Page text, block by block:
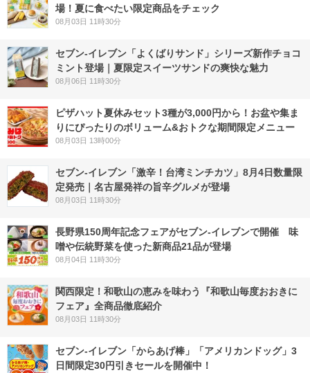
場！夏に食べたい限定商品をチェック
08月03日 11時30分
セブン‐イレブン「よくばりサンド」シリーズ新作チョコ
ミント登場｜夏限定スイーツサンドの爽快な魅力
08月06日 11時30分
ピザハット夏休みセット3種が3,000円から！お盆や集ま
りにぴったりのボリューム&おトクな期間限定メニュー
08月03日 13時00分
セブン-イレブン「激辛！台湾ミンチカツ」8月4日数量限
定発売｜名古屋発祥の旨辛グルメが登場
08月03日 11時30分
長野県150周年記念フェアがセブン-イレブンで開催 味
噌や伝統野菜を使った新商品21品が登場
08月04日 11時30分
関西限定！和歌山の恵みを味わう『和歌山毎度おおきに
フェア』全商品徹底紹介
08月03日 11時30分
セブン‐イレブン「からあげ棒」「アメリカンドッグ」3
日間限定30円引きセールを開催中！